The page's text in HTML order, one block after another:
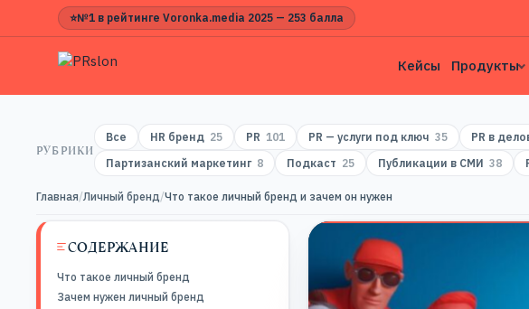
⭐№1 в рейтинге Voronka.media 2025 — 253 балла
Кейсы Продукты
РУБРИКИ
Все HR бренд 25 PR 101 PR — услуги под ключ 35 PR в
Партизанский маркетинг 8 Подкаст 25 Публикации в СМИ 38
Главная/Личный бренд/Что такое личный бренд и зачем он нужен
СОДЕРЖАНИЕ
Что такое личный бренд
Зачем нужен личный бренд